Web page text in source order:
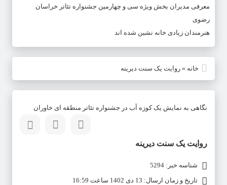
معرفی مدیران بخش ویژه سی و چهارمین جشنواره تئاتر خراسان
رضوی
هنرمندان زیادی خانه نشین شده اند
خانه » روایت یک سنت دیرینه
نگاهی به نمایش یک کوزه آب در جشنواره تئاتر منطقه ای خاوران
روایت یک سنت دیرینه
شناسه خبر: 5294
تاریخ و زمان ارسال: 13 دی 1402 ساعت 16:59